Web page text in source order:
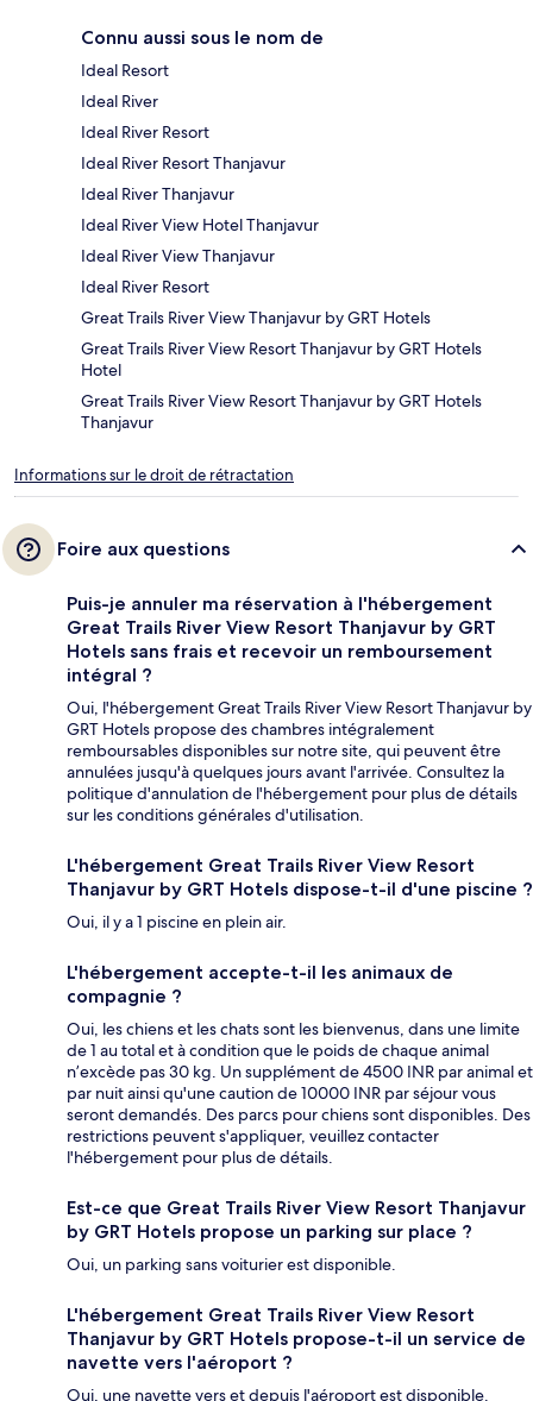
Connu aussi sous le nom de
Ideal Resort
Ideal River
Ideal River Resort
Ideal River Resort Thanjavur
Ideal River Thanjavur
Ideal River View Hotel Thanjavur
Ideal River View Thanjavur
Ideal River Resort
Great Trails River View Thanjavur by GRT Hotels
Great Trails River View Resort Thanjavur by GRT Hotels
Hotel
Great Trails River View Resort Thanjavur by GRT Hotels
Thanjavur
Informations sur le droit de rétractation
Foire aux questions
Puis-je annuler ma réservation à l'hébergement
Great Trails River View Resort Thanjavur by GRT
Hotels sans frais et recevoir un remboursement
intégral ?
Oui, l'hébergement Great Trails River View Resort Thanjavur by
GRT Hotels propose des chambres intégralement
remboursables disponibles sur notre site, qui peuvent être
annulées jusqu'à quelques jours avant l'arrivée. Consultez la
politique d'annulation de l'hébergement pour plus de détails
sur les conditions générales d'utilisation.
L'hébergement Great Trails River View Resort
Thanjavur by GRT Hotels dispose-t-il d'une piscine ?
Oui, il y a 1 piscine en plein air.
L'hébergement accepte-t-il les animaux de
compagnie ?
Oui, les chiens et les chats sont les bienvenus, dans une limite
de 1 au total et à condition que le poids de chaque animal
n’excède pas 30 kg. Un supplément de 4500 INR par animal et
par nuit ainsi qu'une caution de 10000 INR par séjour vous
seront demandés. Des parcs pour chiens sont disponibles. Des
restrictions peuvent s'appliquer, veuillez contacter
l'hébergement pour plus de détails.
Est-ce que Great Trails River View Resort Thanjavur
by GRT Hotels propose un parking sur place ?
Oui, un parking sans voiturier est disponible.
L'hébergement Great Trails River View Resort
Thanjavur by GRT Hotels propose-t-il un service de
navette vers l'aéroport ?
Oui, une navette vers et depuis l'aéroport est disponible.